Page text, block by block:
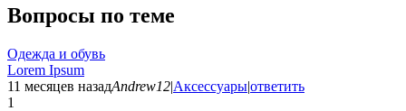
Вопросы по теме
Одежда и обувь
Lorem Ipsum
11 месяцев назадAndrew12|Аксессуары|ответить
1